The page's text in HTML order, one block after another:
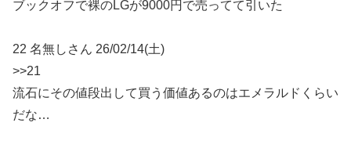
ブックオフで裸のLGが9000円で売ってて引いた
22 名無しさん 26/02/14(土)
>>21
流石にその値段出して買う価値あるのはエメラルドくらい
だな…